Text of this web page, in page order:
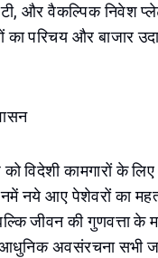
और वैकल्पिक निवेश
का परिचय और बाजार
को विदेशी कामगारों के
नये आए पेशेवरों का
जीवन की गुणवत्ता के
अवसंरचना सभी